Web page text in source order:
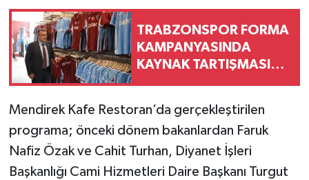
TRABZONSPOR FORMA
KAMPANYASINDA
KAYNAK TARTIŞMASINA
Mendirek Kafe Restoran’da gerçekleştirilen
programa; önceki dönem bakanlardan Faruk
Nafiz Özak ve Cahit Turhan, Diyanet İşleri
Başkanlığı Cami Hizmetleri Daire Başkanı Turgut